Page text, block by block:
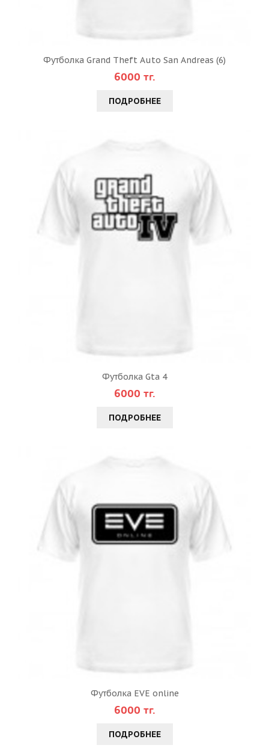
Футболка Grand Theft Auto San Andreas (6)
6000 тг.
ПОДРОБНЕЕ
Футболка Gta 4
6000 тг.
ПОДРОБНЕЕ
Футболка EVE online
6000 тг.
ПОДРОБНЕЕ